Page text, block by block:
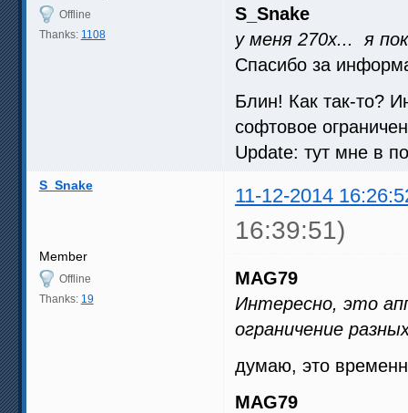
Offline
Thanks: 1108
S_Snake
у меня 270x... я
Спасибо за
Блин! Как так-то?
софтовое
Update: тут мне в
S_Snake 11-12-2014
16:39:51)
Member
Offline
Thanks: 19
MAG79
Интересно, это
ограничение
думаю, это
MAG79